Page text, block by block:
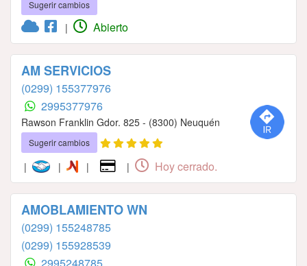
Sugerir cambios
| Abierto
AM SERVICIOS
(0299) 155377976
2995377976
Rawson Franklin Gdor. 825 - (8300) Neuquén
Sugerir cambios
| | | | Hoy cerrado.
AMOBLAMIENTO WN
(0299) 155248785
(0299) 155928539